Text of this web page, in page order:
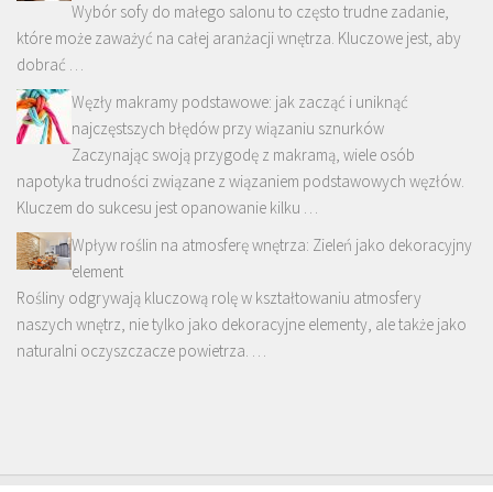
Wybór sofy do małego salonu to często trudne zadanie,
które może zaważyć na całej aranżacji wnętrza. Kluczowe jest, aby
dobrać …
Węzły makramy podstawowe: jak zacząć i uniknąć
najczęstszych błędów przy wiązaniu sznurków
Zaczynając swoją przygodę z makramą, wiele osób
napotyka trudności związane z wiązaniem podstawowych węzłów.
Kluczem do sukcesu jest opanowanie kilku …
Wpływ roślin na atmosferę wnętrza: Zieleń jako dekoracyjny
element
Rośliny odgrywają kluczową rolę w kształtowaniu atmosfery
naszych wnętrz, nie tylko jako dekoracyjne elementy, ale także jako
naturalni oczyszczacze powietrza. …